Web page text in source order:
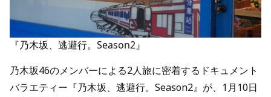
『乃木坂、逃避行。Season2』
乃木坂46のメンバーによる2人旅に密着するドキュメント
バラエティー『乃木坂、逃避行。Season2』が、1月10日